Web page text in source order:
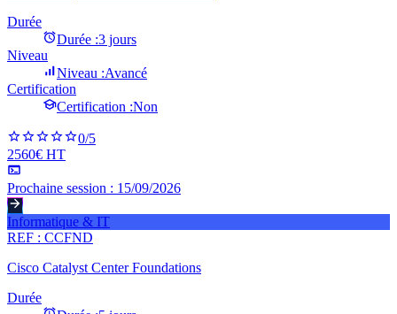
Durée
Durée :3 jours
Niveau
Niveau :Avancé
Certification
Certification :Non
0/5
2560€ HT
Prochaine session : 15/09/2026
Informatique & IT
REF : CCFND
Cisco Catalyst Center Foundations
Durée